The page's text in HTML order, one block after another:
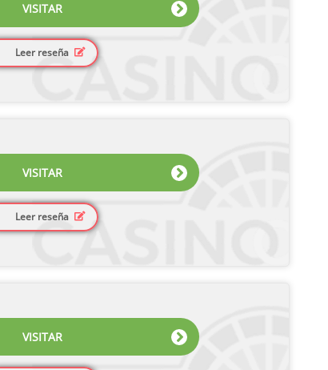
VISITAR
Leer reseña
VISITAR
Leer reseña
VISITAR